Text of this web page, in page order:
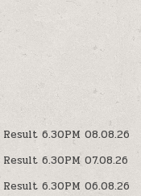
Result 6.30PM 08.08.26
Result 6.30PM 07.08.26
Result 6.30PM 06.08.26